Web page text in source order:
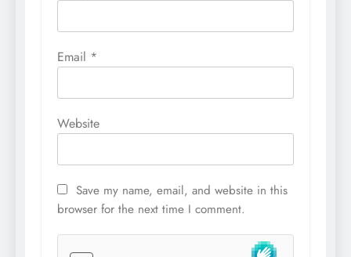
Email *
Website
Save my name, email, and website in this
browser for the next time I comment.